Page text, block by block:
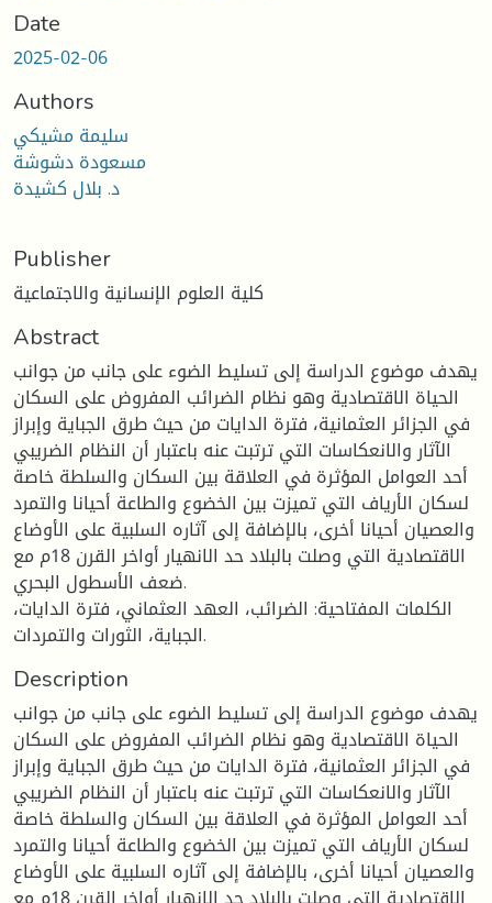
Date
2025-02-06
Authors
سليمة مشيكي
مسعودة دشوشة
د. بلال كشيدة
Publisher
كلية العلوم الإنسانية والاجتماعية
Abstract
يهدف موضوع الدراسة إلى تسليط الضوء على جانب من جوانب
الحياة الاقتصادية وهو نظام الضرائب المفروض على السكان
في الجزائر العثمانية، فترة الدايات من حيث طرق الجباية وإبراز
الآثار والانعكاسات التي ترتبت عنه باعتبار أن النظام الضريبي
أحد العوامل المؤثرة في العلاقة بين السكان والسلطة خاصة
لسكان الأرياف التي تميزت بين الخضوع والطاعة أحيانا والتمرد
والعصيان أحيانا أخرى، بالإضافة إلى آثاره السلبية على الأوضاع
الاقتصادية التي وصلت بالبلاد حد الانهيار أواخر القرن 18م مع
ضعف الأسطول البحري.
الكلمات المفتاحية: الضرائب، العهد العثماني، فترة الدايات،
الجباية، الثورات والتمردات.
Description
يهدف موضوع الدراسة إلى تسليط الضوء على جانب من جوانب
الحياة الاقتصادية وهو نظام الضرائب المفروض على السكان
في الجزائر العثمانية، فترة الدايات من حيث طرق الجباية وإبراز
الآثار والانعكاسات التي ترتبت عنه باعتبار أن النظام الضريبي
أحد العوامل المؤثرة في العلاقة بين السكان والسلطة خاصة
لسكان الأرياف التي تميزت بين الخضوع والطاعة أحيانا والتمرد
والعصيان أحيانا أخرى، بالإضافة إلى آثاره السلبية على الأوضاع